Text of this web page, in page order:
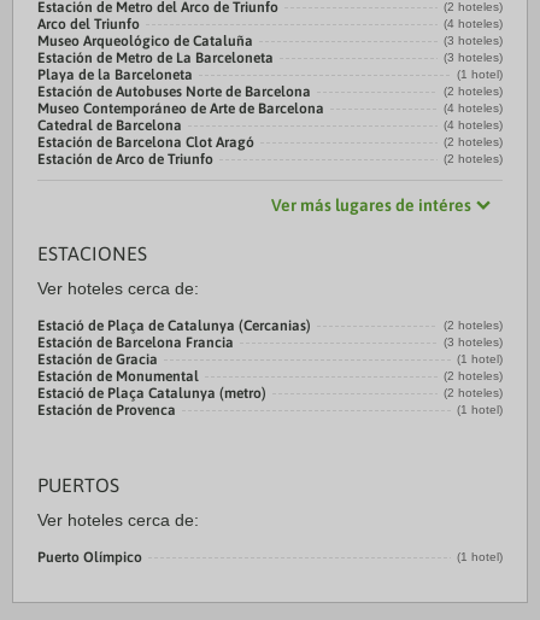
Estación de Metro del Arco de Triunfo (2 hoteles)
Arco del Triunfo (4 hoteles)
Museo Arqueológico de Cataluña (3 hoteles)
Estación de Metro de La Barceloneta (3 hoteles)
Playa de la Barceloneta (1 hotel)
Estación de Autobuses Norte de Barcelona (2 hoteles)
Museo Contemporáneo de Arte de Barcelona (4 hoteles)
Catedral de Barcelona (4 hoteles)
Estación de Barcelona Clot Aragó (2 hoteles)
Estación de Arco de Triunfo (2 hoteles)
Ver más lugares de intéres
ESTACIONES
Ver hoteles cerca de:
Estació de Plaça de Catalunya (Cercanias) (2 hoteles)
Estación de Barcelona Francia (3 hoteles)
Estación de Gracia (1 hotel)
Estación de Monumental (2 hoteles)
Estació de Plaça Catalunya (metro) (2 hoteles)
Estación de Provenca (1 hotel)
PUERTOS
Ver hoteles cerca de:
Puerto Olímpico (1 hotel)